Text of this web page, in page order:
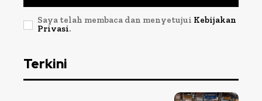
Saya telah membaca dan menyetujui Kebijakan
Privasi.
Terkini